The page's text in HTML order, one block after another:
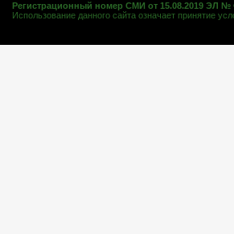
Регистрационный номер СМИ от 15.08.2019 ЭЛ №
Использование данного сайта означает принятие